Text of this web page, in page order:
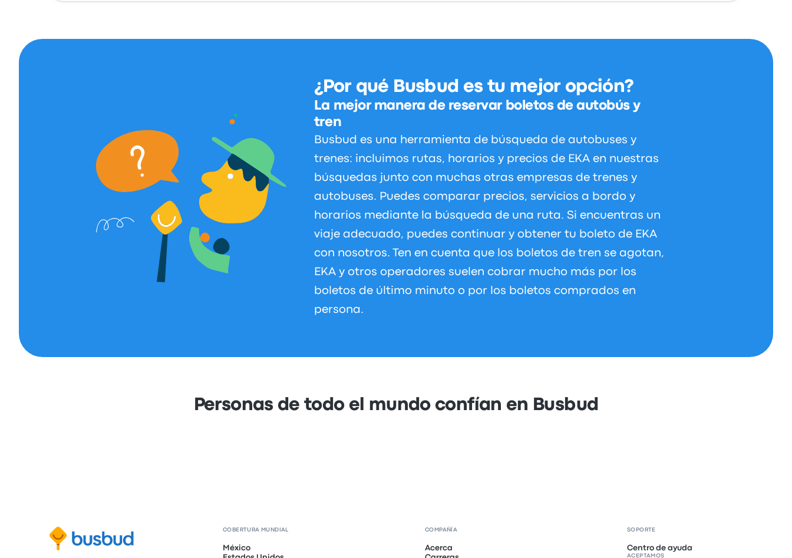
¿Por qué Busbud es tu mejor opción?
La mejor manera de reservar boletos de autobús y
tren
Busbud es una herramienta de búsqueda de autobuses y
trenes: incluimos rutas, horarios y precios de EKA en nuestras
búsquedas junto con muchas otras empresas de trenes y
autobuses. Puedes comparar precios, servicios a bordo y
horarios mediante la búsqueda de una ruta. Si encuentras un
viaje adecuado, puedes continuar y obtener tu boleto de EKA
con nosotros. Ten en cuenta que los boletos de tren se agotan,
EKA y otros operadores suelen cobrar mucho más por los
boletos de último minuto o por los boletos comprados en
persona.
Personas de todo el mundo confían en Busbud
COBERTURA MUNDIAL
México
COMPAÑÍA
Acerca
SOPORTE
Centro de ayuda
ACEPTAMOS